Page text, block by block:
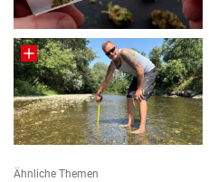
Ähnliche Themen